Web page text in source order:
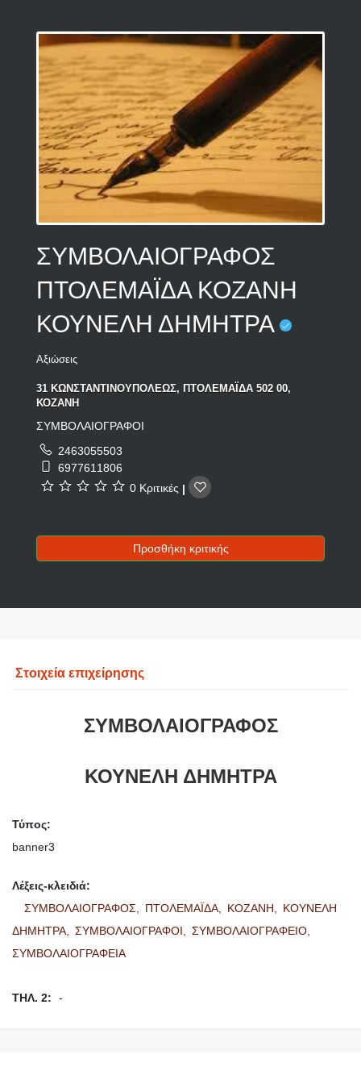
ΣΥΜΒΟΛΑΙΟΓΡΑΦΟΣ
ΠΤΟΛΕΜΑΪΔΑ ΚΟΖΑΝΗ
ΚΟΥΝΕΛΗ ΔΗΜΗΤΡΑ
Αξιώσεις
31 ΚΩΝΣΤΑΝΤΙΝΟΥΠΟΛΕΩΣ, ΠΤΟΛΕΜΑΪΔΑ 502 00,
ΚΟΖΑΝΗ
ΣΥΜΒΟΛΑΙΟΓΡΑΦΟΙ
2463055503
6977611806
0 Κριτικές |
Προσθήκη κριτικής
Στοιχεία επιχείρησης
ΣΥΜΒΟΛΑΙΟΓΡΑΦΟΣ
ΚΟΥΝΕΛΗ ΔΗΜΗΤΡΑ
Τύπος:
banner3
Λέξεις-κλειδιά:
ΣΥΜΒΟΛΑΙΟΓΡΑΦΟΣ,
ΠΤΟΛΕΜΑΪΔΑ, ΚΟΖΑΝΗ,
ΚΟΥΝΕΛΗ
ΔΗΜΗΤΡΑ,
ΣΥΜΒΟΛΑΙΟΓΡΑΦΟΙ,
ΣΥΜΒΟΛΑΙΟΓΡΑΦΕΙΟ,
ΣΥΜΒΟΛΑΙΟΓΡΑΦΕΙΑ
ΤΗΛ. 2: -